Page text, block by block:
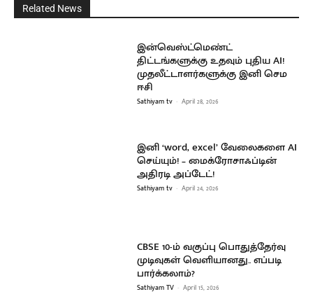
Related News
இன்வெஸ்ட்மெண்ட்
திட்டங்களுக்கு உதவும் புதிய AI!
முதலீட்டாளர்களுக்கு இனி செம
ஈசி
Sathiyam tv - April 28, 2026
இனி ‘word, excel’ வேலைகளை AI
செய்யும்! – மைக்ரோசாஃப்டின்
அதிரடி அப்டேட்!
Sathiyam tv - April 24, 2026
CBSE 10-ம் வகுப்பு பொதுத்தேர்வு
முடிவுகள் வெளியானது.. எப்படி
பார்க்கலாம்?
Sathiyam TV - April 15, 2026